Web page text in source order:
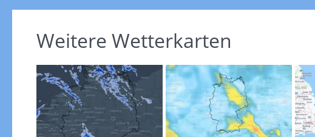
Weitere Wetterkarten